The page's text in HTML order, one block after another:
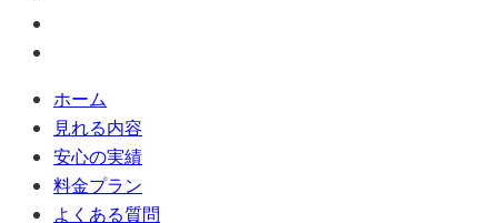
ホーム
見れる内容
安心の実績
料金プラン
よくある質問